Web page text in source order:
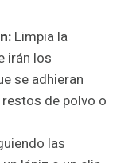
Limpia la
irán los
se adhieran
de polvo o
las